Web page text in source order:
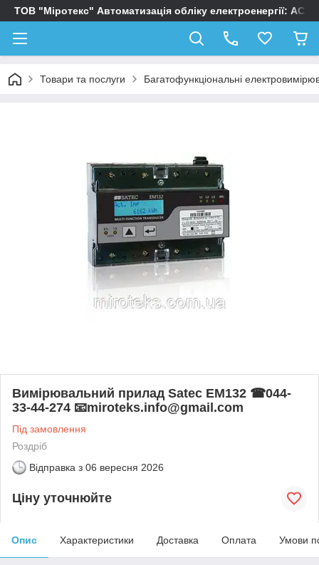
ТОВ "Міротекс" Автоматизація обліку електроенергії:
Товари та послуги Багатофункціональні
Вимірювальний прилад Satec EM132 ☎044-
33-44-274 📧miroteks.info@gmail.com
Під замовлення
Роздріб
Відправка з 06 вересня 2026
Ціну уточнюйте
Опис Характеристики Доставка Оплата Умови